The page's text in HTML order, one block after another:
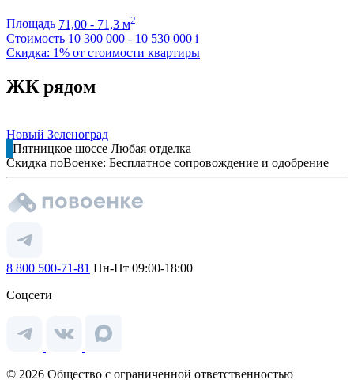
Площадь 71,00 - 71,3 м2
Стоимость 10 300 000 - 10 530 000 i
Скидка: 1% от стоимости квартиры
ЖК рядом
Новый Зеленоград
Пятницкое шоссе Любая отделка
Скидка поВоенке: Бесплатное сопровождение и одобрение
8 800 500-71-81 Пн-Пт 09:00-18:00
Соцсети
© 2026 Общество с ограниченной ответственностью